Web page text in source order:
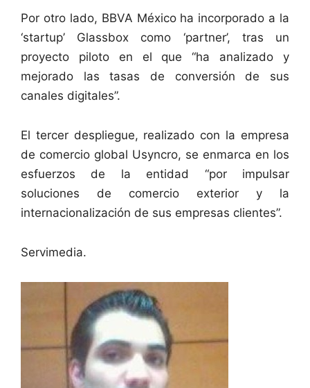
Por otro lado, BBVA México ha incorporado a la
‘startup’ Glassbox como ‘partner’, tras un
proyecto piloto en el que “ha analizado y
mejorado las tasas de conversión de sus
canales digitales”.
El tercer despliegue, realizado con la empresa
de comercio global Usyncro, se enmarca en los
esfuerzos de la entidad “por impulsar
soluciones de comercio exterior y la
internacionalización de sus empresas clientes”.
Servimedia.